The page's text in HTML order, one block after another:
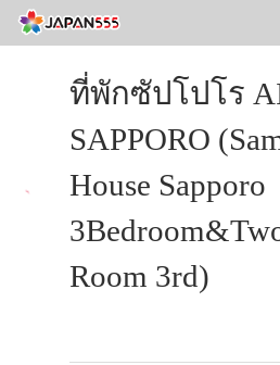
ที่พักซัปโปโร
SAPPORO
House Sapporo
Room 3rd)